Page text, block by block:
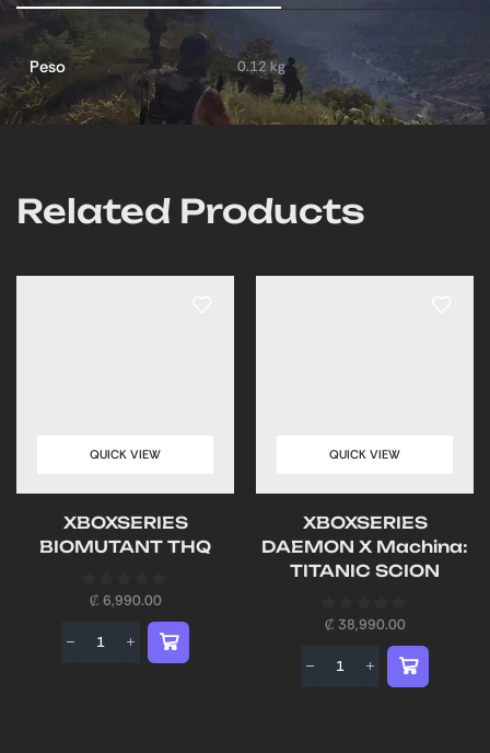
Peso 0.12 kg
Related Products
QUICK VIEW
XBOXSERIES
BIOMUTANT THQ
₡ 6,990.00
QUICK VIEW
XBOXSERIES
DAEMON X Machina:
TITANIC SCION
₡ 38,990.00